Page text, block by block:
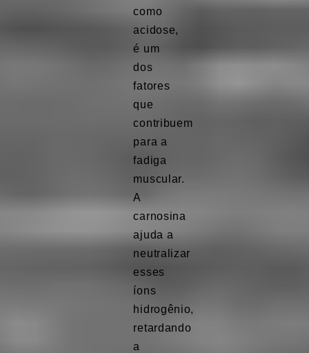
como
acidose,
é um
dos
fatores
que
contribuem
para a
fadiga
muscular.
A
carnosina
ajuda a
neutralizar
esses
íons
hidrogênio,
retardando
a